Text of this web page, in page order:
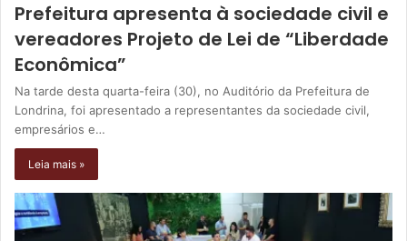
Prefeitura apresenta à sociedade civil e
vereadores Projeto de Lei de “Liberdade
Econômica”
Na tarde desta quarta-feira (30), no Auditório da Prefeitura de
Londrina, foi apresentado a representantes da sociedade civil,
empresários e…
Leia mais »